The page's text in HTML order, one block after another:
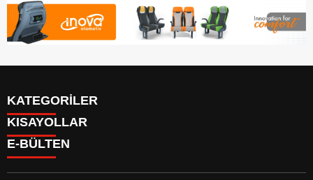
KATEGORİLER
Reklam
Firma Rehberi
İletişim
Künye
KISAYOLLAR
Facebook
E-BÜLTEN